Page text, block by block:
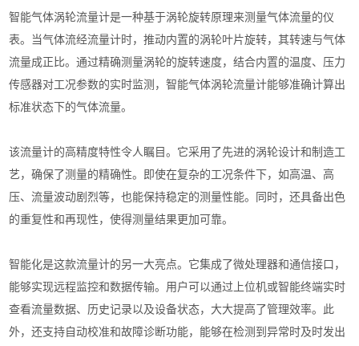
智能气体涡轮流量计是一种基于涡轮旋转原理来测量气体流量的仪
表。当气体流经流量计时，推动内置的涡轮叶片旋转，其转速与气体
流量成正比。通过精确测量涡轮的旋转速度，结合内置的温度、压力
传感器对工况参数的实时监测，智能气体涡轮流量计能够准确计算出
标准状态下的气体流量。
该流量计的高精度特性令人瞩目。它采用了先进的涡轮设计和制造工
艺，确保了测量的精确性。即使在复杂的工况条件下，如高温、高
压、流量波动剧烈等，也能保持稳定的测量性能。同时，还具备出色
的重复性和再现性，使得测量结果更加可靠。
智能化是这款流量计的另一大亮点。它集成了微处理器和通信接口，
能够实现远程监控和数据传输。用户可以通过上位机或智能终端实时
查看流量数据、历史记录以及设备状态，大大提高了管理效率。此
外，还支持自动校准和故障诊断功能，能够在检测到异常时及时发出